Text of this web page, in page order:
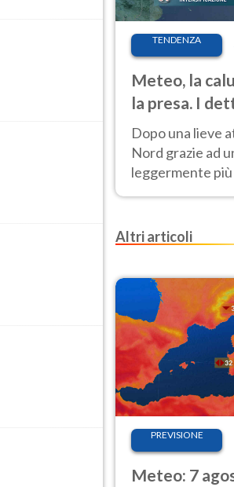
TENDENZA
Meteo, la
la presa. I
Dopo una lieve
Nord grazie ad
leggermente
nuovo rinforzo
Altri articoli
PREVISIONE
Meteo: 7